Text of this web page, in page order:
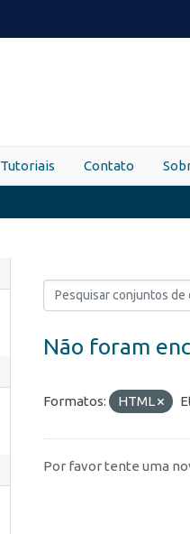
Tutoriais Contato
Não foram
Formatos: HTML
Por favor tente uma